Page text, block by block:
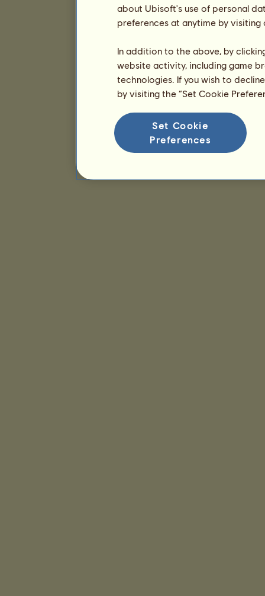
about Ubisoft's use of personal
preferences at anytime by
In addition to the above, by
website activity, including game
technologies. If you wish to
by visiting the “Set Cookie
Set Cookie
Preferences